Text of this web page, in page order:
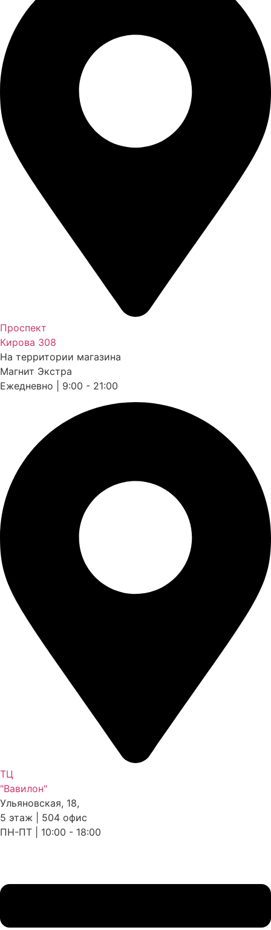
Проспект
Кирова 308
На территории магазина
Магнит Экстра
Ежедневно | 9:00 - 21:00
ТЦ
"Вавилон"
Ульяновская, 18,
5 этаж | 504 офис
ПН-ПТ | 10:00 - 18:00